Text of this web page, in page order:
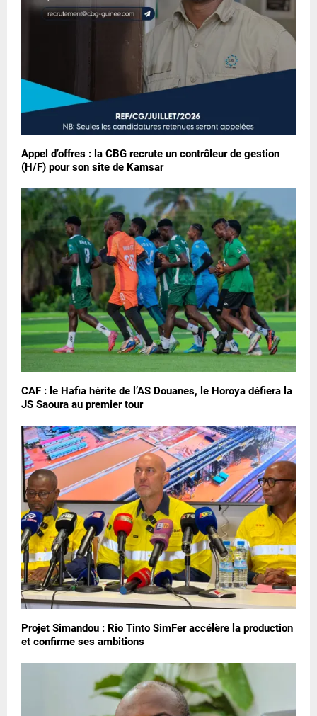
Appel d’offres : la CBG recrute un contrôleur de gestion
(H/F) pour son site de Kamsar
CAF : le Hafia hérite de l’AS Douanes, le Horoya défiera la
JS Saoura au premier tour
Projet Simandou : Rio Tinto SimFer accélère la production
et confirme ses ambitions